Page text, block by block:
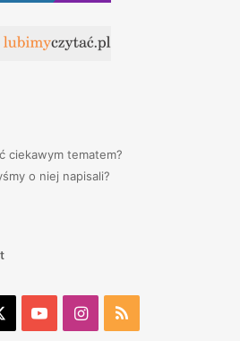
ciekawym tematem?
o niej napisali?
YouTubeInstagram